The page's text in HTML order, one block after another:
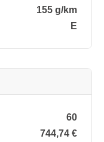
155 g/km
E
60
744,74 €